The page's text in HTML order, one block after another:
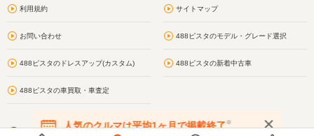
利用規約 サイトマップ
お問い合わせ 488ピスタのモデル・グレード選択
488ピスタのドレスアップ(カスタム) 488ピスタの新着中古車
488ピスタの車買取・車査定
人気のクルマは平均1ヶ月で掲載終了※